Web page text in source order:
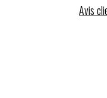
Avis